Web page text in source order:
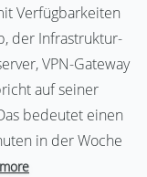
Verfügbarkeiten
der Infrastruktur-
VPN-Gateway
auf seiner
bedeutet einen
in der Woche